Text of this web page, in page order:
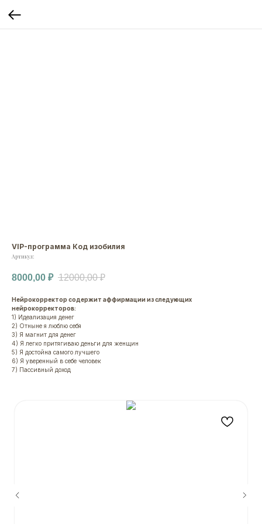
VIP-программа Код изобилия
Артикул:
8000,00 ₽ 12000,00 ₽
Нейрокорректор содержит аффирмации из следующих
нейрокорректоров:
1) Идеализация денег
2) Отныне я люблю себя
3) Я магнит для денег
4) Я легко притягиваю деньги для женщин
5) Я достойна самого лучшего
6) Я уверенный в себе человек
7) Пассивный доход